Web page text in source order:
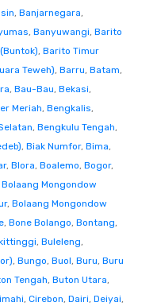
, Banjarnegara,
, Banyuwangi, Barito
, Barito Timur
Teweh), Barru, Batam,
, Bau-Bau, Bekasi,
Meriah, Bengkalis,
, Bengkulu Tengah,
, Biak Numfor, Bima,
, Blora, Boalemo, Bogor,
Bolaang Mongondow
, Bolaang Mongondow
, Bone Bolango, Bontang,
, Buleleng,
, Bungo, Buol, Buru, Buru
Tengah, Buton Utara,
, Cirebon, Dairi, Deiyai,